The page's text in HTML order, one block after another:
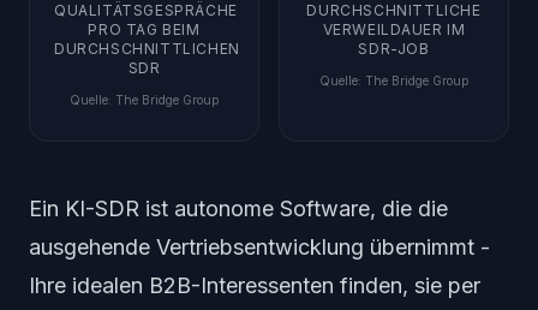
QUALITÄTSGESPRÄCHE
PRO TAG BEIM
DURCHSCHNITTLICHEN
SDR
Quelle: The Bridge Group
DURCHSCHNITTLICHE
VERWEILDAUER IM
SDR-JOB
Quelle: The Bridge Group
Ein KI-SDR ist autonome Software, die die
ausgehende Vertriebsentwicklung übernimmt -
Ihre idealen B2B-Interessenten finden, sie per